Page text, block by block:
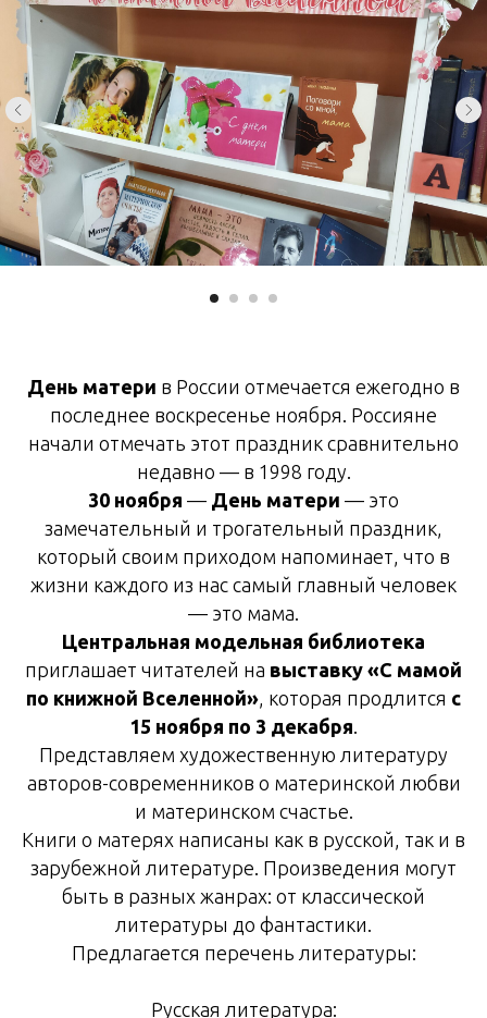
День матери в России отмечается ежегодно в
последнее воскресенье ноября. Россияне
начали отмечать этот праздник сравнительно
недавно — в 1998 году.
30 ноября — День матери — это
замечательный и трогательный праздник,
который своим приходом напоминает, что в
жизни каждого из нас самый главный человек
— это мама.
Центральная модельная библиотека
приглашает читателей на выставку «С мамой
по книжной Вселенной», которая продлится с
15 ноября по 3 декабря.
Представляем художественную литературу
авторов-современников о материнской любви
и материнском счастье.
Книги о матерях написаны как в русской, так и в
зарубежной литературе. Произведения могут
быть в разных жанрах: от классической
литературы до фантастики.
Предлагается перечень литературы:
Русская литература: